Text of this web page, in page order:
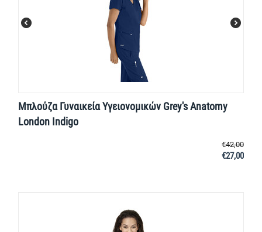
Μπλούζα Γυναικεία Yγειονομικών Grey's Anatomy
London Indigo
€42,00
€27,00